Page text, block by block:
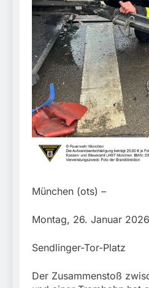
führt
und
stellt
3.
München (ots) –
Montag, 26. Januar
Sendlinger-Tor-Platz
Der Zusammenstoß